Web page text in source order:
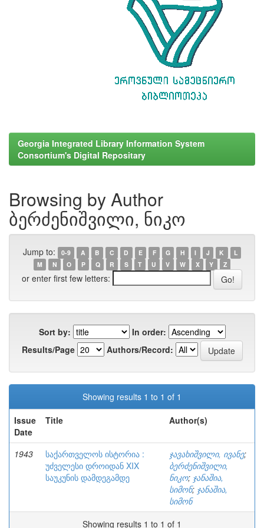
Georgia Integrated Library Information System
Consortium's Digital Repositary
Browsing by Author
ბერძენიშვილი, ნიკო
Jump to: 0-9 A B C D E F G H I J K
L
M
N O P Q R S T U V W X Y Z
or enter first few letters:
Sort by:
In order:
Results/Page
Authors/Record:
Showing results 1 to 1 of 1
Issue
Date
Title Author(s)
1943
საქართველოს ისტორია :
უძველესი დროიდან XIX
საუკუნის დამდეგამდე
ჯავახიშვილი, ივანე;
ბერძენიშვილი,
ნიკო; ჯანაშია,
სიმონ; ჯანაშია,
სიმონ
Showing results 1 to 1 of 1